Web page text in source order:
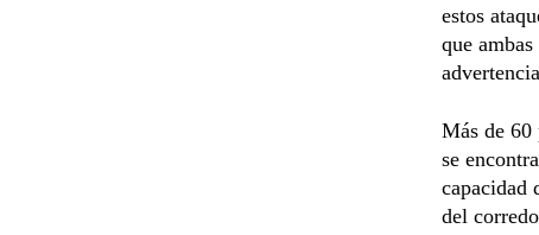
estos
que
Más de 60
se
capacidad
del